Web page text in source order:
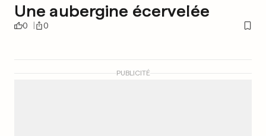
Une aubergine écervelée
0 0
PUBLICITÉ